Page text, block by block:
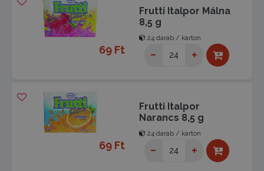
Frutti Italpor Málna
8,5 g
24 darab / karton
69 Ft
Frutti Italpor
Narancs 8,5 g
24 darab / karton
69 Ft